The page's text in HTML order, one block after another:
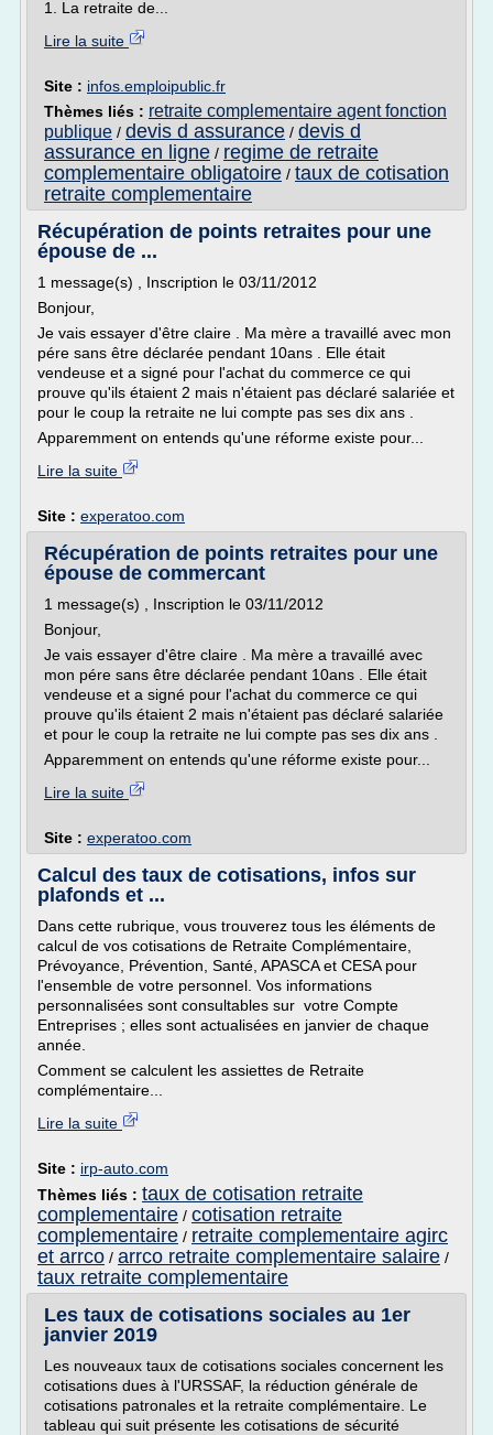
1. La retraite de...
Lire la suite
Site : infos.emploipublic.fr
Thèmes liés : retraite complementaire agent fonction
publique / devis d assurance / devis d
assurance en ligne / regime de retraite
complementaire obligatoire / taux de cotisation
retraite complementaire
Récupération de points retraites pour une
épouse de ...
1 message(s) , Inscription le 03/11/2012
Bonjour,
Je vais essayer d'être claire . Ma mère a travaillé avec mon
pére sans être déclarée pendant 10ans . Elle était
vendeuse et a signé pour l'achat du commerce ce qui
prouve qu'ils étaient 2 mais n'étaient pas déclaré salariée et
pour le coup la retraite ne lui compte pas ses dix ans .
Apparemment on entends qu'une réforme existe pour...
Lire la suite
Site : experatoo.com
Récupération de points retraites pour une
épouse de commercant
1 message(s) , Inscription le 03/11/2012
Bonjour,
Je vais essayer d'être claire . Ma mère a travaillé avec
mon pére sans être déclarée pendant 10ans . Elle était
vendeuse et a signé pour l'achat du commerce ce qui
prouve qu'ils étaient 2 mais n'étaient pas déclaré salariée
et pour le coup la retraite ne lui compte pas ses dix ans .
Apparemment on entends qu'une réforme existe pour...
Lire la suite
Site : experatoo.com
Calcul des taux de cotisations, infos sur
plafonds et ...
Dans cette rubrique, vous trouverez tous les éléments de
calcul de vos cotisations de Retraite Complémentaire,
Prévoyance, Prévention, Santé, APASCA et CESA pour
l'ensemble de votre personnel. Vos informations
personnalisées sont consultables sur votre Compte
Entreprises ; elles sont actualisées en janvier de chaque
année.
Comment se calculent les assiettes de Retraite
complémentaire...
Lire la suite
Site : irp-auto.com
Thèmes liés : taux de cotisation retraite
complementaire / cotisation retraite
complementaire / retraite complementaire agirc
et arrco / arrco retraite complementaire salaire /
taux retraite complementaire
Les taux de cotisations sociales au 1er
janvier 2019
Les nouveaux taux de cotisations sociales concernent les
cotisations dues à l'URSSAF, la réduction générale de
cotisations patronales et la retraite complémentaire. Le
tableau qui suit présente les cotisations de sécurité